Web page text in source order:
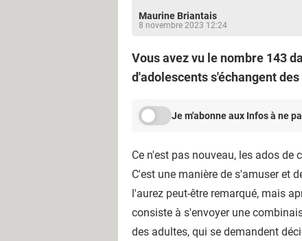
Maurine Briantais
8 novembre 2023 12:24
Vous avez vu le nombre 143
d'adolescents s'échangent
Je m'abonne aux Infos à ne
Ce n'est pas nouveau, les ados de
C'est une manière de s'amuser et
l'aurez peut-être remarqué, mais
consiste à s'envoyer une
des adultes, qui se demandent